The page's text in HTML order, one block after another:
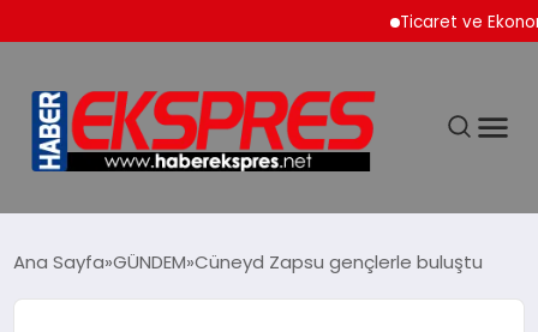
Ticaret ve Ekonomik
Ana Sayfa GÜNDEM Cüneyd Zapsu gençlerle buluştu